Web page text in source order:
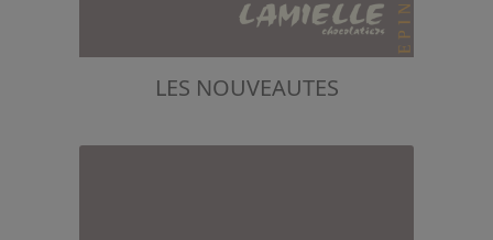
LES NOUVEAUTES